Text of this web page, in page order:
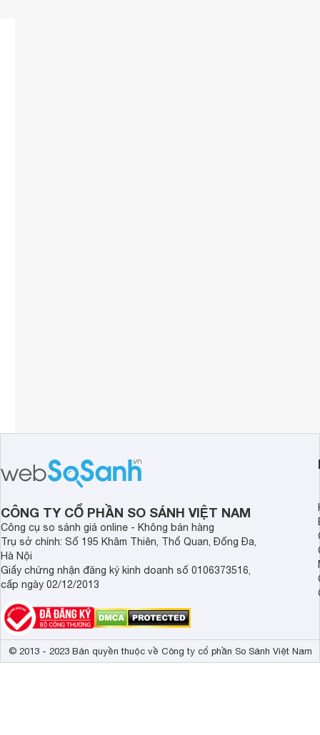
CÔNG TY CỔ PHẦN SO SÁNH VIỆT NAM
Công cụ so sánh giá online - Không bán hàng
Trụ sở chính: Số 195 Khâm Thiên, Thổ Quan, Đống Đa,
Hà Nội
Giấy chứng nhận đăng ký kinh doanh số 0106373516,
cấp ngày 02/12/2013
© 2013 - 2023 Bản quyền thuộc về Công ty cổ phần So Sánh Việt Nam